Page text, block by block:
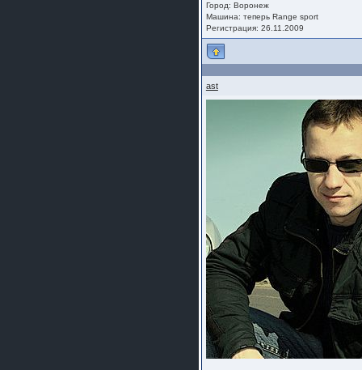
Город: Воронеж
Машина: теперь Range sport
Регистрация: 26.11.2009
ast